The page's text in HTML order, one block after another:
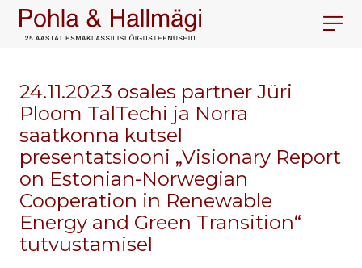
24.11.2023 osales partner Jüri
Ploom TalTechi ja Norra
saatkonna kutsel
presentatsiooni „Visionary Report
on Estonian-Norwegian
Cooperation in Renewable
Energy and Green Transition“
tutvustamisel